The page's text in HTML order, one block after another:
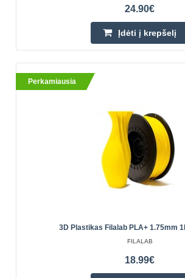
24.90€
Įdėti į krepšelį
Perkamiausia
3D Plastikas Filalab PLA+ 1.75mm
FILALAB
18.99€